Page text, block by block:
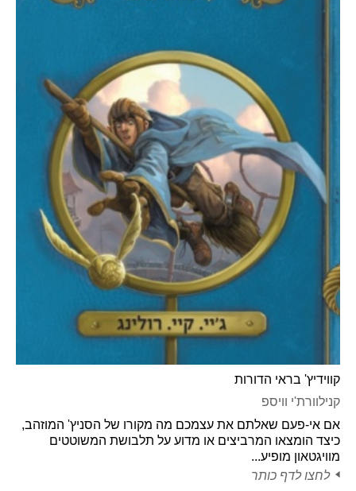
קווידיץ' בראי הדורות
קנילוורת'י וויספ
אם אי-פעם שאלתם את עצמכם מה מקורו של הסניץ' המוזהב,
כיצד הומצאו המרביצים או מדוע על תלבושת המשוטטים
מוויגטאון מופיע...
לחצו לדף כותר